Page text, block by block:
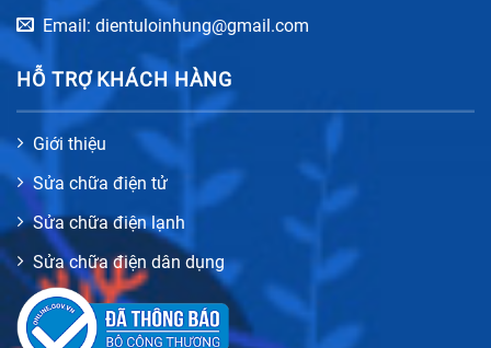
Email: dientuloinhung@gmail.com
HỖ TRỢ KHÁCH HÀNG
Giới thiệu
Sửa chữa điện tử
Sửa chữa điện lạnh
Sửa chữa điện dân dụng